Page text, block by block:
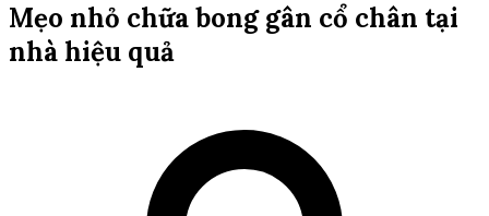
Mẹo nhỏ chữa bong gân cổ chân tại
nhà hiệu quả